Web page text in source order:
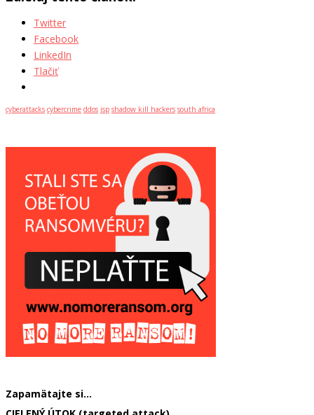
Twitter
Facebook
LinkedIn
Tlačiť
cyberattacks cybercrime ddos isp shadow kill hackers south africa
Zapamätajte si…